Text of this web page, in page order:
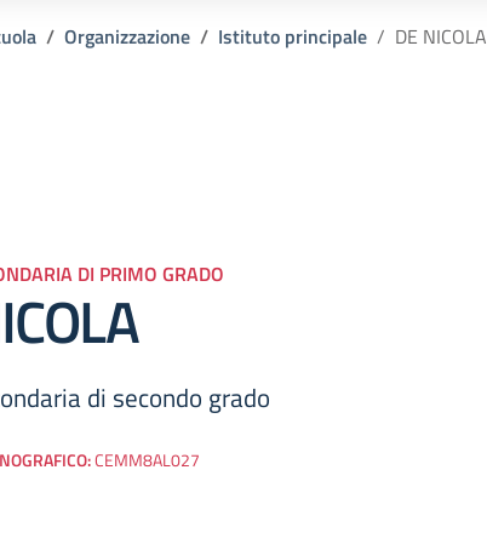
Organizzazione Istituto principale DE NICOLA
DI PRIMO GRADO
di secondo grado
CEMM8AL027